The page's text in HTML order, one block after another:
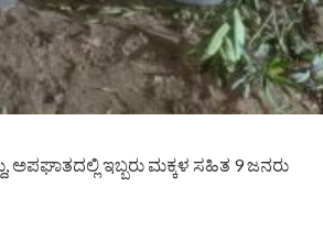
ಇಬ್ಬರು ಮಕ್ಕಳ ಸಹಿತ 9 ಜನರು